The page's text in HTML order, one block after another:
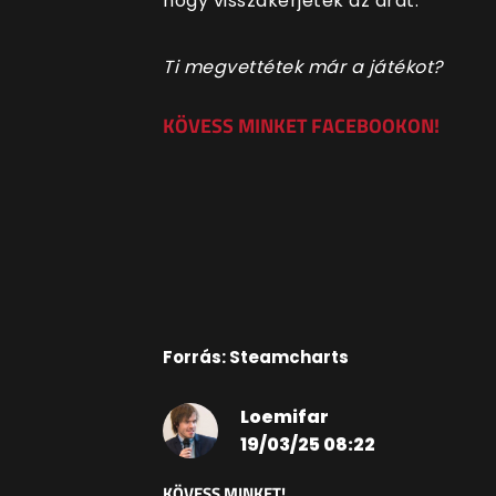
Ti megvettétek már a játékot?
KÖVESS MINKET FACEBOOKON!
Forrás: Steamcharts
Loemifar
19/03/25 08:22